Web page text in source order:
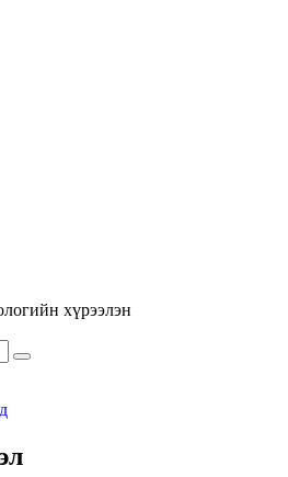
хүрээлэн